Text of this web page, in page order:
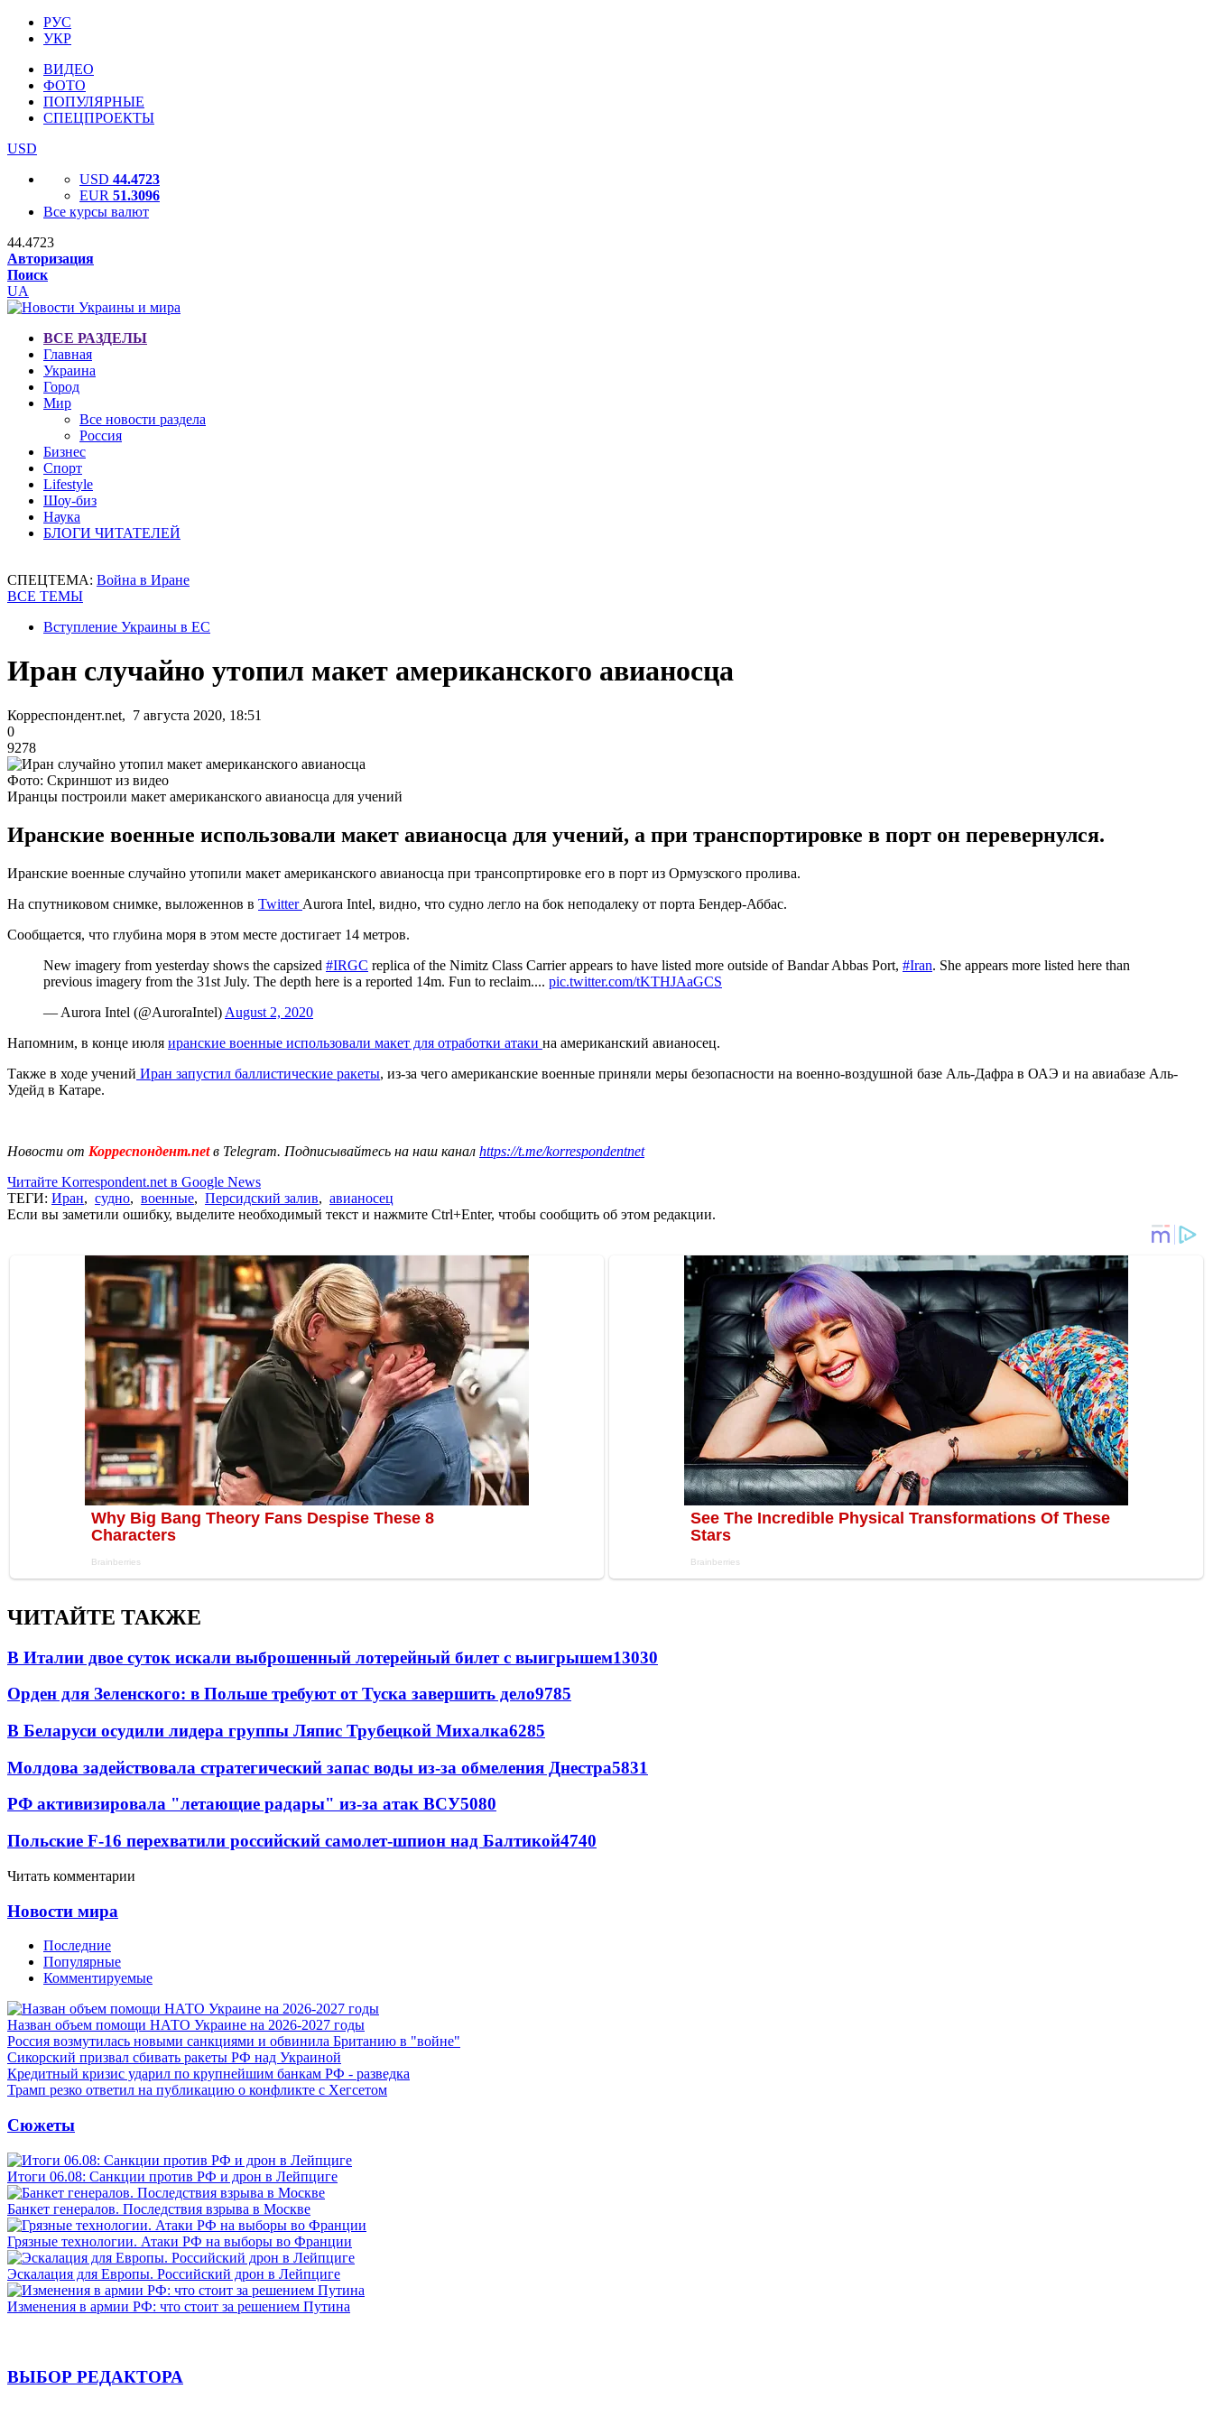
РУС
УКР
ВИДЕО
ФОТО
ПОПУЛЯРНЫЕ
СПЕЦПРОЕКТЫ
USD
USD 44.4723
EUR 51.3096
Все курсы валют
44.4723
Авторизация
Поиск
UA
ВСЕ РАЗДЕЛЫ
Главная
Украина
Город
Мир
Все новости раздела
Россия
Бизнес
Спорт
Lifestyle
Шоу-биз
Наука
БЛОГИ ЧИТАТЕЛЕЙ
СПЕЦТЕМА: Война в Иране
ВСЕ ТЕМЫ
Вступление Украины в ЕС
Иран случайно утопил макет американского авианосца
Корреспондент.net, 7 августа 2020, 18:51
0
9278
Фото: Скриншот из видео
Иранцы построили макет американского авианосца для учений
Иранские военные использовали макет авианосца для учений, а при транспортировке в порт он перевернулся.
Иранские военные случайно утопили макет американского авианосца при трансопртировке его в порт из Ормузского пролива.
На спутниковом снимке, выложеннов в Twitter Aurora Intel, видно, что судно легло на бок неподалеку от порта Бендер-Аббас.
Сообщается, что глубина моря в этом месте достигает 14 метров.
New imagery from yesterday shows the capsized #IRGC replica of the Nimitz Class Carrier appears to have listed more outside of Bandar Abbas Port, #Iran. She appears more listed here than
previous imagery from the 31st July. The depth here is a reported 14m. Fun to reclaim.... pic.twitter.com/tKTHJAaGCS
— Aurora Intel (@AuroraIntel) August 2, 2020
Напомним, в конце июля иранские военные использовали макет для отработки атаки на американский авианосец.
Также в ходе учений Иран запустил баллистические ракеты, из-за чего американские военные приняли меры безопасности на военно-воздушной базе Аль-Дафра в ОАЭ и на авиабазе Аль-
Удейд в Катаре.
Новости от Корреспондент.netв Telegram. Подписывайтесь на наш канал https://t.me/korrespondentnet
Читайте Korrespondent.net в Google News
ТЕГИ: Иран, судно, военные, Персидский залив, авианосец
Если вы заметили ошибку, выделите необходимый текст и нажмите Ctrl+Enter, чтобы сообщить об этом редакции.
ЧИТАЙТЕ ТАКЖЕ
В Италии двое суток искали выброшенный лотерейный билет с выигрышем13030
Орден для Зеленского: в Польше требуют от Туска завершить дело9785
В Беларуси осудили лидера группы Ляпис Трубецкой Михалка6285
Молдова задействовала стратегический запас воды из-за обмеления Днестра5831
РФ активизировала "летающие радары" из-за атак ВСУ5080
Польские F-16 перехватили российский самолет-шпион над Балтикой4740
Читать комментарии
Новости мира
Последние
Популярные
Комментируемые
Назван объем помощи НАТО Украине на 2026-2027 годы
Россия возмутилась новыми санкциями и обвинила Британию в "войне"
Сикорский призвал сбивать ракеты РФ над Украиной
Кредитный кризис ударил по крупнейшим банкам РФ - разведка
Трамп резко ответил на публикацию о конфликте с Хегсетом
Сюжеты
Итоги 06.08: Санкции против РФ и дрон в Лейпциге
Банкет генералов. Последствия взрыва в Москве
Грязные технологии. Атаки РФ на выборы во Франции
Эскалация для Европы. Российский дрон в Лейпциге
Изменения в армии РФ: что стоит за решением Путина
ВЫБОР РЕДАКТОРА